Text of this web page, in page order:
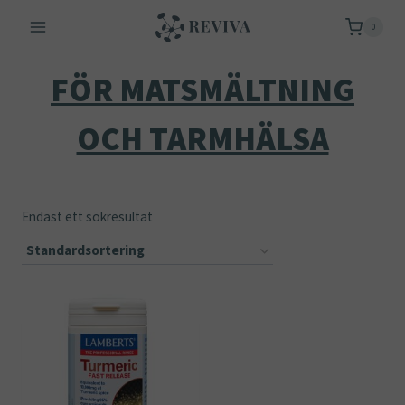
0
FÖR MATSMÄLTNING
OCH TARMHÄLSA
Endast ett sökresultat